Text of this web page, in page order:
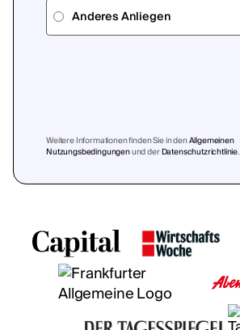
Anderes Anliegen
Weitere Informationen finden Sie in denAllgemeinen
Nutzungsbedingungenund derDatenschutzrichtlinie.